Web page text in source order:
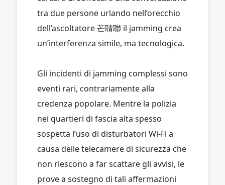
tra due persone urlando nell’orecchio
dell’ascoltatore 芒聙聯 il jamming crea
un’interferenza simile, ma tecnologica.
Gli incidenti di jamming complessi sono
eventi rari, contrariamente alla
credenza popolare. Mentre la polizia
nei quartieri di fascia alta spesso
sospetta l’uso di disturbatori Wi-Fi a
causa delle telecamere di sicurezza che
non riescono a far scattare gli avvisi, le
prove a sostegno di tali affermazioni